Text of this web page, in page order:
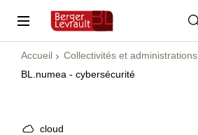
Accueil
Collectivités et administrations
BL.numea - cybersécurité
cloud